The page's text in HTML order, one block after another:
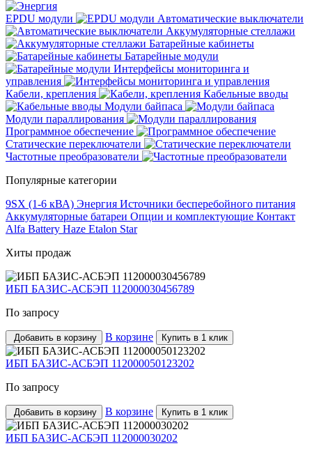
EPDU модули
Автоматические выключатели
Аккумуляторные стеллажи
Батарейные кабинеты
Батарейные модули
Интерфейсы мониторинга и
управления
Кабели, крепления
Кабельные вводы
Модули байпаса
Модули параллирования
Программное обеспечение
Статические переключатели
Частотные преобразователи
Популярные категории
9SX (1-6 кВА) Энергия Источники бесперебойного питания
Аккумуляторные батареи Опции и комплектующие Контакт
Alfa Battery Haze Etalon Star
Хиты продаж
ИБП БАЗИС-АСБЭП 112000030456789
По запросу
Добавить в корзину В корзине Купить в 1 клик
ИБП БАЗИС-АСБЭП 112000050123202
По запросу
Добавить в корзину В корзине Купить в 1 клик
ИБП БАЗИС-АСБЭП 112000030202